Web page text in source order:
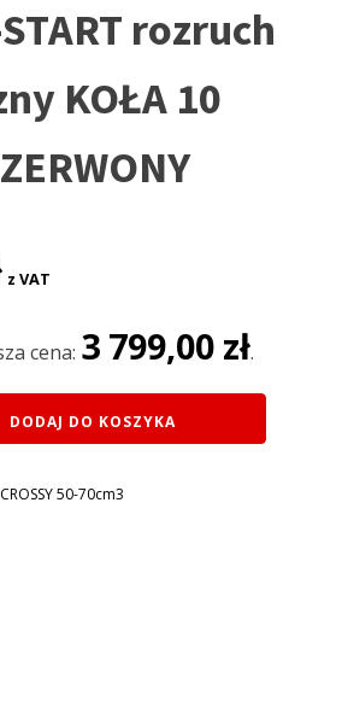
rozruch
KOŁA 10
cena
3
z VAT
cena: 3 799,00 zł.
DODAJ DO KOSZYKA
50-70cm3